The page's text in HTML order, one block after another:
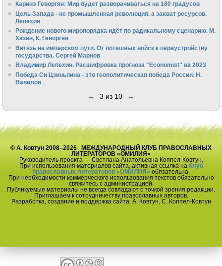
Каринэ Геворгян: Мир будет разворачиваться на 180 градусов
Цель Запада - не промышленная революция, а захват ресурсов.
Лепехин
Рождение нового миропорядка идёт по радикальному сценарию. М.
Хазин, К. Геворгян
Витязь на имперском пути. От потешных войск к переустройству
государства. Сергей Марнов
Владимир Лепехин. Расшифровка прогноза "Economist" на 2023
Победа Си Цзиньпина - это геополитическая победа России. Н.
Вавилов
← 3 из 10 →
© А. Ковтун 2008–2026 МЕЖДУНАРОДНЫЙ КЛУБ ПРАВОСЛАВНЫХ
ЛИТЕРАТОРОВ «ОМИЛИЯ»
Руководитель проекта — Светлана Анатольевна Коппел-Ковтун.
При использования материалов сайта, активная ссылка на Клуб
православных литераторов «ОМИЛИЯ» обязательна.
При необходимости коммерческого использования текстов обязательно
свяжитесь с администрацией.
Публикуемые материалы не всегда совпадают с точкой зрения редакции.
Приглашаем к сотрудничеству православных авторов.
Разработка, создание и поддержка сайта: А. Ковтун, С. Коппел-Ковтун